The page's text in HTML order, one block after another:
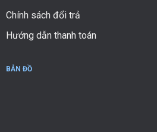
Chính sách đổi trả
Hướng dẫn thanh toán
BẢN ĐỒ